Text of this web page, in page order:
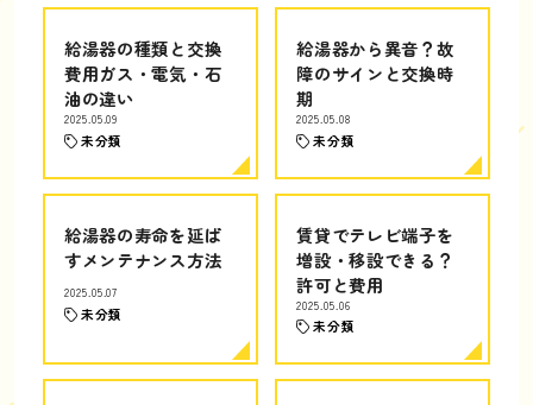
給湯器の種類と交換
費用ガス・電気・石
油の違い
2025.05.09
未分類
給湯器から異音？故
障のサインと交換時
期
2025.05.08
未分類
給湯器の寿命を延ば
すメンテナンス方法
2025.05.07
未分類
賃貸でテレビ端子を
増設・移設できる？
許可と費用
2025.05.06
未分類